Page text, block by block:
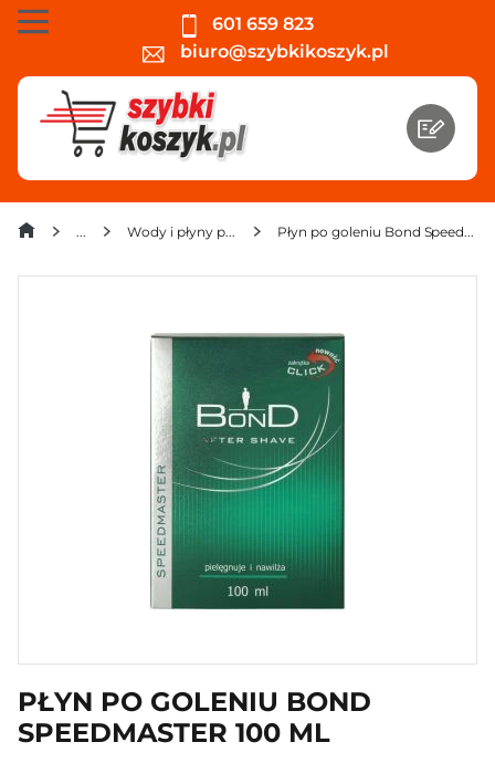
601 659 823
biuro@szybkikoszyk.pl
Wody i płyny po goleniu Płyn po goleniu Bond Speedmaster 100 ml
PŁYN PO GOLENIU BOND
SPEEDMASTER 100 ML